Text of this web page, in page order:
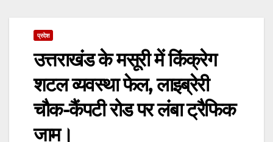
प्रदेश
उत्तराखंड के मसूरी में किंक्रेग
शटल व्यवस्था फेल, लाइब्रेरी
चौक-कैंपटी रोड पर लंबा ट्रैफिक
जाम।